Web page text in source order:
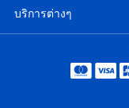
บริการต่างๆ